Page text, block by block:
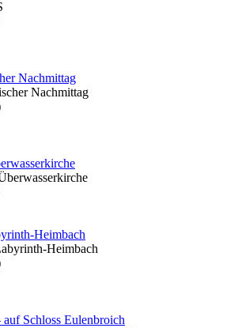
Nachmittag
Heimbach
Schloss Eulenbroich